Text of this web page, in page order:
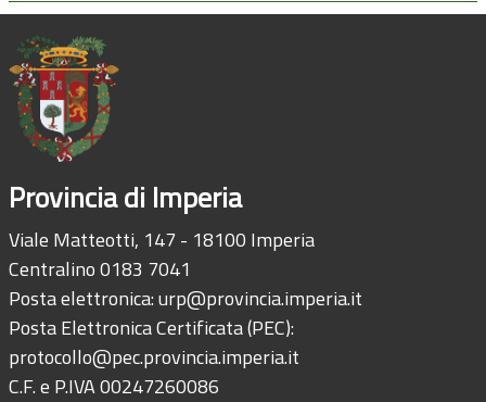
Provincia di Imperia
Viale Matteotti, 147 - 18100 Imperia
Centralino 0183 7041
Posta elettronica:urp@provincia.imperia.it
Posta Elettronica Certificata (PEC):
protocollo@pec.provincia.imperia.it
C.F. e P.IVA 00247260086